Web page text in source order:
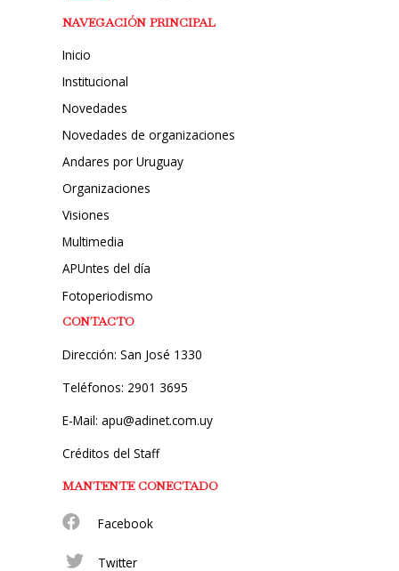
NAVEGACIÓN PRINCIPAL
Inicio
Institucional
Novedades
Novedades de organizaciones
Andares por Uruguay
Organizaciones
Visiones
Multimedia
APUntes del día
Fotoperiodismo
CONTACTO
Dirección: San José 1330
Teléfonos: 2901 3695
E-Mail: apu@adinet.com.uy
Créditos del Staff
MANTENTE CONECTADO
Facebook
Twitter